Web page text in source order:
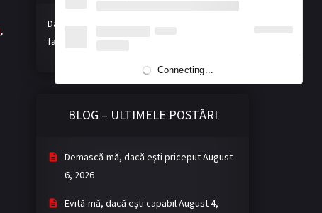
,
Dacă vă place activitatea noastră, ne puteți
face o donație voluntară. Mulțumim!
BLOG – ULTIMELE POSTĂRI
Demască-mă, dacă eşti priceputAugust
6, 2026
Evită-mă, dacă eşti capabilAugust 4,
Connecting...